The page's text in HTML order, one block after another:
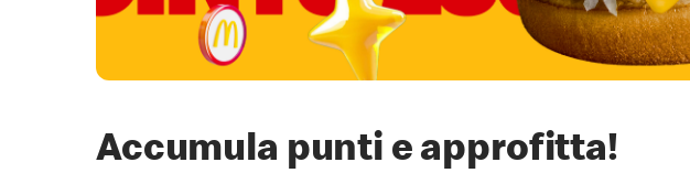
Accumula punti e approfitta!